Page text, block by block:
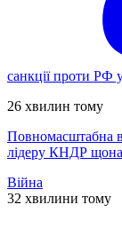
санкції проти РФ
26 хвилин тому
Повномасштабна
лідеру КНДР
Війна
32 хвилини тому